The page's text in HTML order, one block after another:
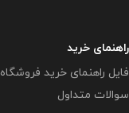
راهنمای خرید
فایل راهنمای خرید فروشگاه
سوالات متداول